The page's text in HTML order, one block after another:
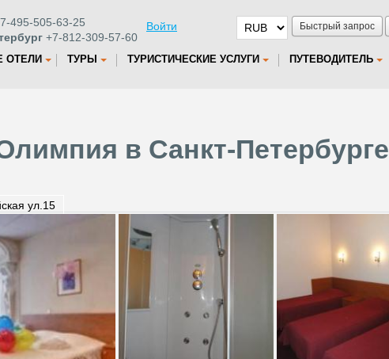
Быстрый запрос
495-505-63-25
+7-812-309-57-60
Войти
ОТЕЛИ ТУРЫ ТУРИСТИЧЕСКИЕ УСЛУГИ ПУТЕВОДИТЕЛЬ
в Санкт-Петербурге
ул.15